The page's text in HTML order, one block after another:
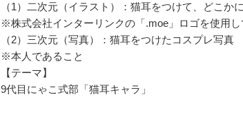
（1）二次元（イラスト）：猫耳をつけて、どこか
※株式会社インターリンクの「.moe」ロゴを使用
（2）三次元（写真）：猫耳をつけたコスプレ写真
※本人であること
【テーマ】
9代目にゃこ式部「猫耳キャラ」